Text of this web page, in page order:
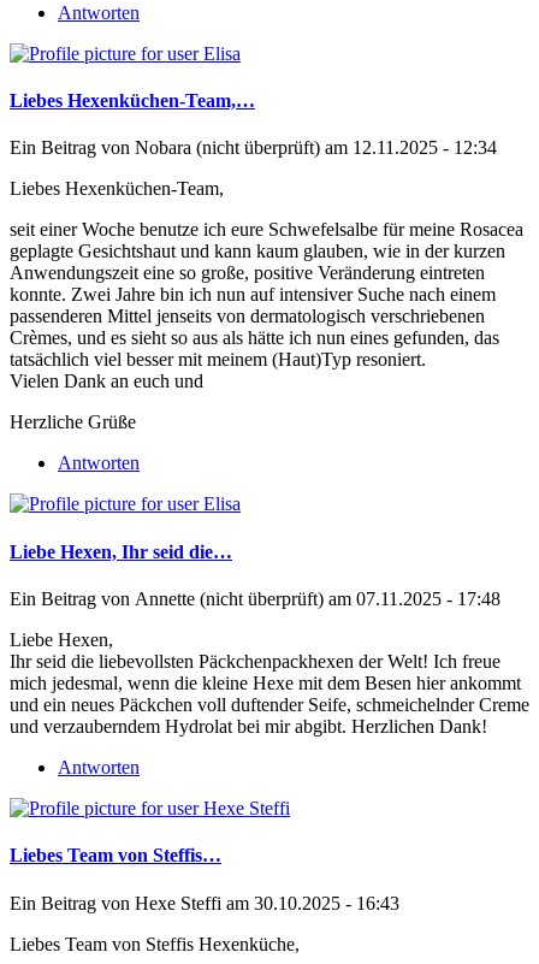
Antworten
Liebes Hexenküchen-Team,…
Ein Beitrag von Nobara (nicht überprüft) am 12.11.2025 - 12:34
Liebes Hexenküchen-Team,
seit einer Woche benutze ich eure Schwefelsalbe für meine Rosacea
geplagte Gesichtshaut und kann kaum glauben, wie in der kurzen
Anwendungszeit eine so große, positive Veränderung eintreten
konnte. Zwei Jahre bin ich nun auf intensiver Suche nach einem
passenderen Mittel jenseits von dermatologisch verschriebenen
Crèmes, und es sieht so aus als hätte ich nun eines gefunden, das
tatsächlich viel besser mit meinem (Haut)Typ resoniert.
Vielen Dank an euch und
Herzliche Grüße
Antworten
Liebe Hexen, Ihr seid die…
Ein Beitrag von Annette (nicht überprüft) am 07.11.2025 - 17:48
Liebe Hexen,
Ihr seid die liebevollsten Päckchenpackhexen der Welt! Ich freue
mich jedesmal, wenn die kleine Hexe mit dem Besen hier ankommt
und ein neues Päckchen voll duftender Seife, schmeichelnder Creme
und verzauberndem Hydrolat bei mir abgibt. Herzlichen Dank!
Antworten
Liebes Team von Steffis…
Ein Beitrag von Hexe Steffi am 30.10.2025 - 16:43
Liebes Team von Steffis Hexenküche,